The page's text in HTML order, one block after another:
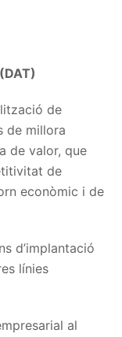
de
de millora
de valor, que
de
econòmic i de
d’implantació
línies
al